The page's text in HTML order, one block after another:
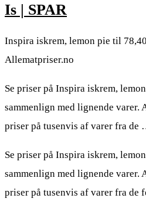
Is | SPAR
Inspira iskrem, lemon pie til
Allematpriser.no
Se priser på Inspira iskrem,
sammenlign med lignende varer.
priser på tusenvis af varer fra de
Se priser på Inspira iskrem,
sammenlign med lignende varer.
priser på tusenvis af varer fra de